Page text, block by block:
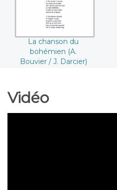
La chanson du
bohémien (A.
Bouvier / J. Darcier)
Vidéo